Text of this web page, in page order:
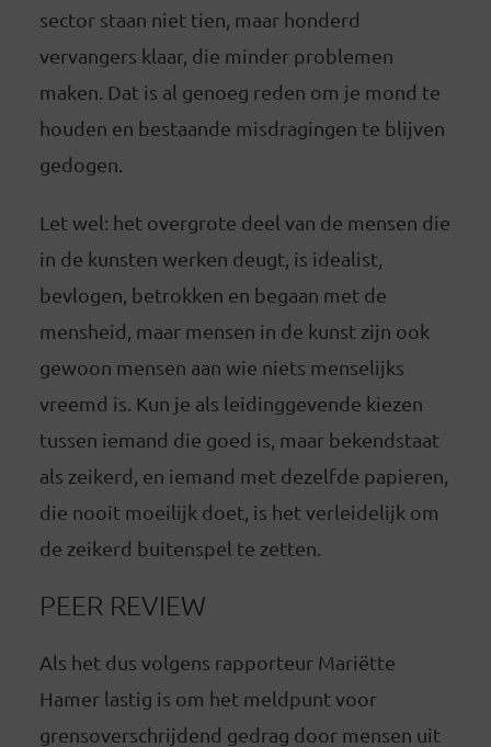
sector staan niet tien, maar honderd
vervangers klaar, die minder problemen
maken. Dat is al genoeg reden om je mond te
houden en bestaande misdragingen te blijven
gedogen.
Let wel: het overgrote deel van de mensen die
in de kunsten werken deugt, is idealist,
bevlogen, betrokken en begaan met de
mensheid, maar mensen in de kunst zijn ook
gewoon mensen aan wie niets menselijks
vreemd is. Kun je als leidinggevende kiezen
tussen iemand die goed is, maar bekendstaat
als zeikerd, en iemand met dezelfde papieren,
die nooit moeilijk doet, is het verleidelijk om
de zeikerd buitenspel te zetten.
PEER REVIEW
Als het dus volgens rapporteur Mariëtte
Hamer lastig is om het meldpunt voor
grensoverschrijdend gedrag door mensen uit